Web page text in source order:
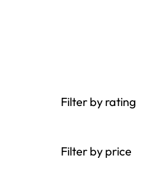
Filter by rating
Filter by price